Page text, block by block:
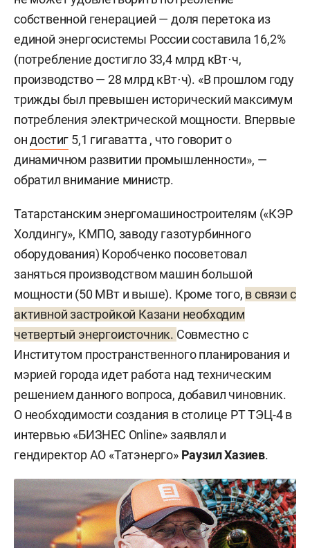
собственной генерацией — доля перетока из
единой энергосистемы России составила 16,2%
(потребление достигло 33,4 млрд кВт⋅ч,
производство — 28 млрд кВт⋅ч). «В прошлом году
трижды был превышен исторический максимум
потребления электрической мощности. Впервые
ондостиг 5,1 гигаватта , что говорит о
динамичном развитии промышленности», —
обратил внимание министр.
Татарстанским энергомашиностроителям («КЭР
Холдингу», КМПО, заводу газотурбинного
оборудования) Коробченко посоветовал
заняться производством машин большой
мощности (50 МВт и выше). Кроме того, в связи с
активной застройкой Казани необходим
четвертый энергоисточник. Совместно с
Институтом пространственного планирования и
мэрией города идет работа над техническим
решением данного вопроса, добавил чиновник.
О необходимости создания в столице РТ ТЭЦ-4 в
интервью «БИЗНЕС Online» заявлял и
гендиректор АО «Татэнерго» Раузил Хазиев.